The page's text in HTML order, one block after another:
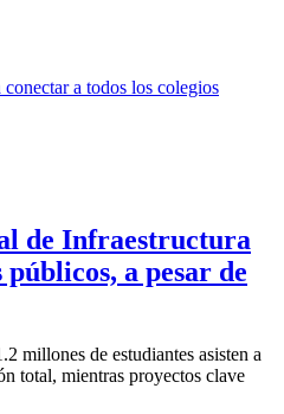
de Infraestructura
a pesar de
millones de estudiantes asisten a
total, mientras proyectos clave